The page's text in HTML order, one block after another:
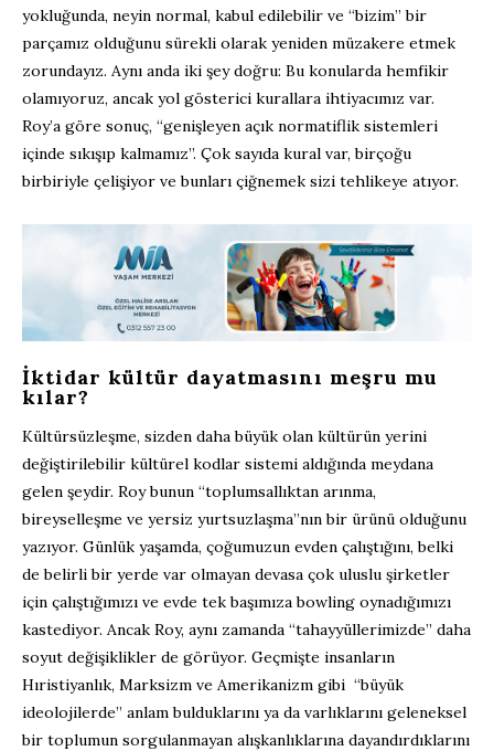
yokluğunda, neyin normal, kabul edilebilir ve “bizim” bir
parçamız olduğunu sürekli olarak yeniden müzakere etmek
zorundayız. Aynı anda iki şey doğru: Bu konularda hemfikir
olamıyoruz, ancak yol gösterici kurallara ihtiyacımız var.
Roy’a göre sonuç, “genişleyen açık normatiflik sistemleri
içinde sıkışıp kalmamız”. Çok sayıda kural var, birçoğu
birbiriyle çelişiyor ve bunları çiğnemek sizi tehlikeye atıyor.
İktidar kültür dayatmasını meşru mu
kılar?
Kültürsüzleşme, sizden daha büyük olan kültürün yerini
değiştirilebilir kültürel kodlar sistemi aldığında meydana
gelen şeydir. Roy bunun “toplumsallıktan arınma,
bireyselleşme ve yersiz yurtsuzlaşma”nın bir ürünü olduğunu
yazıyor. Günlük yaşamda, çoğumuzun evden çalıştığını, belki
de belirli bir yerde var olmayan devasa çok uluslu şirketler
için çalıştığımızı ve evde tek başımıza bowling oynadığımızı
kastediyor. Ancak Roy, aynı zamanda “tahayyüllerimizde” daha
soyut değişiklikler de görüyor. Geçmişte insanların
Hıristiyanlık, Marksizm ve Amerikanizm gibi “büyük
ideolojilerde” anlam bulduklarını ya da varlıklarını geleneksel
bir toplumun sorgulanmayan alışkanlıklarına dayandırdıklarını